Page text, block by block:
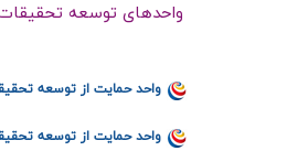
واحدهای توسعه
واحد حمایت از توسعه
واحد حمایت از توسعه